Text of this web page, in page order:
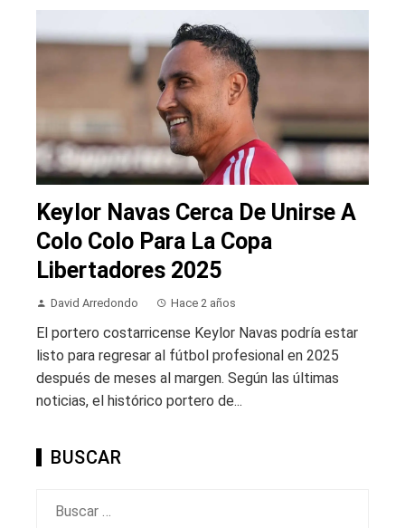
Keylor Navas Cerca De Unirse A
Colo Colo Para La Copa
Libertadores 2025
David Arredondo Hace 2 años
El portero costarricense Keylor Navas podría estar
listo para regresar al fútbol profesional en 2025
después de meses al margen. Según las últimas
noticias, el histórico portero de...
BUSCAR